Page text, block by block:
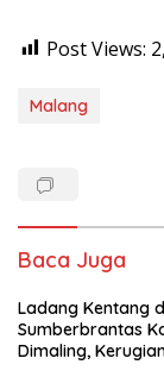
Post Views:
Malang
Baca Juga
Ladang Kentang
Sumberbrantas
Dimaling,